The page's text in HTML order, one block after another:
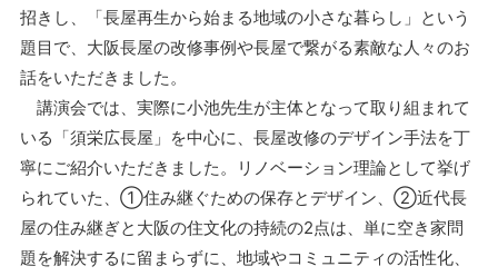
招きし、「長屋再生から始まる地域の小さな暮らし」という
題目で、大阪長屋の改修事例や長屋で繋がる素敵な人々のお
話をいただきました。
講演会では、実際に小池先生が主体となって取り組まれて
いる「須栄広長屋」を中心に、長屋改修のデザイン手法を丁
寧にご紹介いただきました。リノベーション理論として挙げ
られていた、①住み継ぐための保存とデザイン、②近代長
屋の住み継ぎと大阪の住文化の持続の2点は、単に空き家問
題を解決するに留まらずに、地域やコミュニティの活性化、